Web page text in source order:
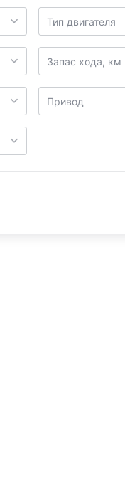
Тип двигателя
Запас хода, км
Привод